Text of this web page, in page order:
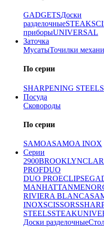
GADGETSДоски
разделочныеSTEAK
приборыUNIVERSAL
Заточка
МусатыТочилки
По серии
SHARPENING STEELS
Посуда
Сковороды
По серии
SAMOASAMOA INOX
Серии
2900BROOKLYN
PROFDUO
DUO PROECLIPSE
MANHATTAN
RIVIERA BLANCA
INOXSCISSORS
STEELSSTEAK
Доски разделочные